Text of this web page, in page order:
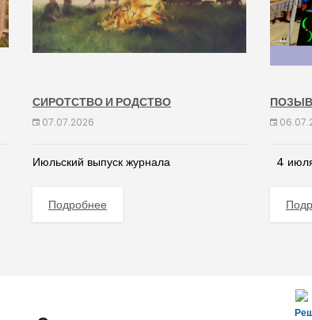
СИРОТСТВО И РОДСТВО
07.07.2026
Июльский выпуск журнала
Подробнее
4